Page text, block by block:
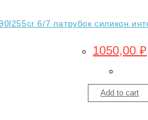
6/7 патрубок силикон
1050,00₽
Add to cart